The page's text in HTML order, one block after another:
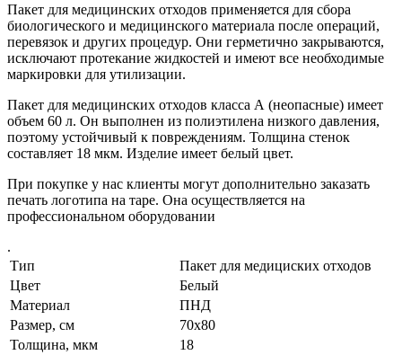
Пакет для медицинских отходов применяется для сбора
биологического и медицинского материала после операций,
перевязок и других процедур. Они герметично закрываются,
исключают протекание жидкостей и имеют все необходимые
маркировки для утилизации.
Пакет для медицинских отходов класса А (неопасные) имеет
объем 60 л. Он выполнен из полиэтилена низкого давления,
поэтому устойчивый к повреждениям. Толщина стенок
составляет 18 мкм. Изделие имеет белый цвет.
При покупке у нас клиенты могут дополнительно заказать
печать логотипа на таре. Она осуществляется на
профессиональном оборудовании
.
Тип
Пакет для медициских отходов
Цвет
Белый
Материал
ПНД
Размер, см
70x80
Толщина, мкм
18